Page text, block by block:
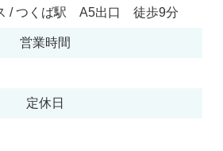
/ つくば駅 A5出口 徒歩9分
営業時間
定休日